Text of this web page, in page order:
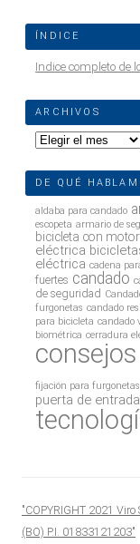
ÍNDICE
Indice completo de
ARCHIVOS
Archivos
DE QUÉ
aldaba para candado
escopeta armario de
bicicleta con motor
eléctrica
eléctrica cadena
fuertes candado
de seguridad
furgonetas candado
para bicicleta candado
biométrica cerradura
consejos
fijación para furgonetas
puerta de entrada
"COPYRIGHT 2021
(BO) P.I. 01833121203"